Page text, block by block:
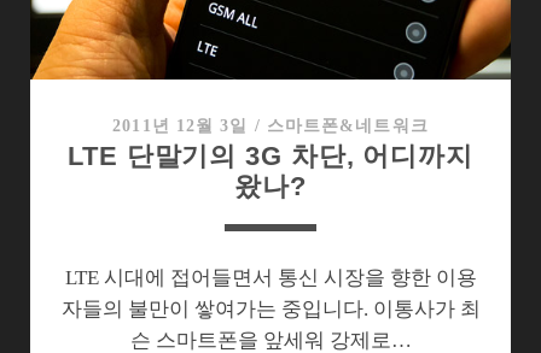
진
호
버
2011년 12월 3일 / 스마트폰&네트워크
LTE 단말기의 3G 차단, 어디까지
왔나?
LTE 시대에 접어들면서 통신 시장을 향한 이용
자들의 불만이 쌓여가는 중입니다. 이통사가 최
슨 스마트폰을 앞세워 강제로…